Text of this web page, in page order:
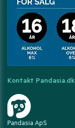
Kontakt Pandasia.dk
Pandasia ApS